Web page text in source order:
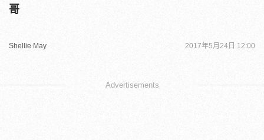
哥
Shellie May 2017年5月24日 12:00
Advertisements